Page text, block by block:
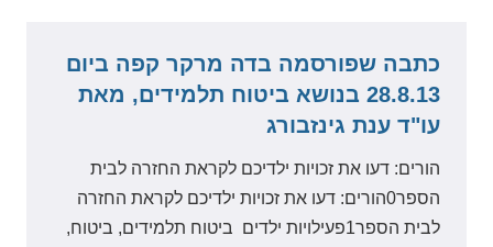
כתבה שפורסמה בדה מרקר קפה ביום
28.8.13 בנושא ביטוח תלמידים, מאת
עו"ד ענת גינזבורג
הורים: דעו את זכויות ילדיכם לקראת החזרה לבית
הספר0הורים: דעו את זכויות ילדיכם לקראת החזרה
לבית הספר‎1פעילויות ילדים ביטוח תלמידים, ביטוח,